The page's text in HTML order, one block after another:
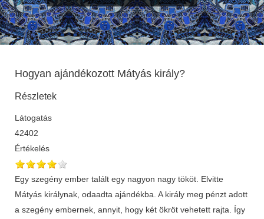
Hogyan ajándékozott Mátyás király?
Részletek
Látogatás
42402
Értékelés
Egy szegény ember talált egy nagyon nagy tököt. Elvitte
Mátyás királynak, odaadta ajándékba. A király meg pénzt adott
a szegény embernek, annyit, hogy két ökröt vehetett rajta. Így